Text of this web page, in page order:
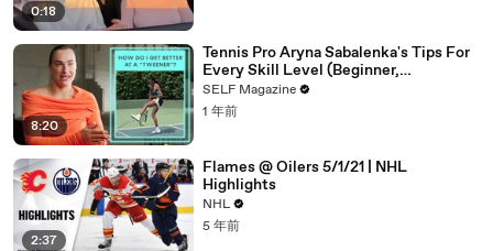
0:18
8:20
Tennis Pro Aryna Sabalenka's Tips For
Every Skill Level (Beginner,
Intermediate, Collegiate)
SELF Magazine
1 年前
2:37
Flames @ Oilers 5/1/21 | NHL
Highlights
NHL
5 年前